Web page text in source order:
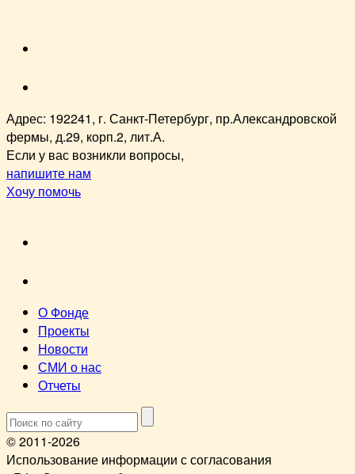
Адрес: 192241, г. Санкт-Петербург, пр.Александровской
фермы, д.29, корп.2, лит.А.
Если у вас возникли вопросы,
напишите нам
Хочу помочь
О Фонде
Проекты
Новости
СМИ о нас
Отчеты
© 2011-2026
Использование информации с согласования